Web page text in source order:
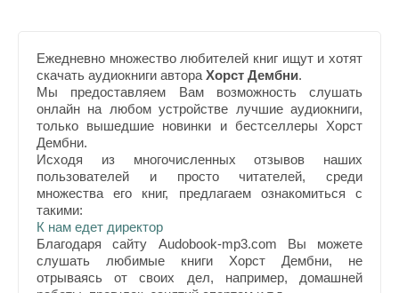
Ежедневно множество любителей книг ищут и хотят
скачать аудиокниги автора Хорст Дембни.
Мы предоставляем Вам возможность слушать
онлайн на любом устройстве лучшие аудиокниги,
только вышедшие новинки и бестселлеры Хорст
Дембни.
Исходя из многочисленных отзывов наших
пользователей и просто читателей, среди
множества его книг, предлагаем ознакомиться с
такими:
К нам едет директор
Благодаря сайту Audobook-mp3.com Вы можете
слушать любимые книги Хорст Дембни, не
отрываясь от своих дел, например, домашней